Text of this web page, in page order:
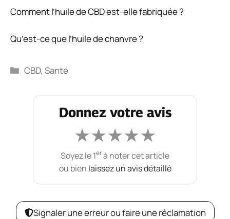
Comment l’huile de CBD est-elle fabriquée ?
Qu’est-ce que l’huile de chanvre ?
Catégories
CBD,Santé
Donnez votre avis
★★★★★
Soyez le 1erà noter cet article
ou bien laissez un avis détaillé
Signaler une erreur ou faire une réclamation